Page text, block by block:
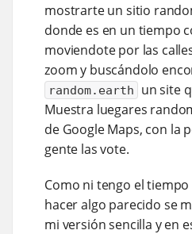
mostrarte un sitio
donde es en un tiempo
moviendote por las
zoom y buscándolo
random.earth
un site
Muestra luegares
de Google Maps, con la
gente las vote.
Como ni tengo el
hacer algo parecido se
mi versión sencilla y en